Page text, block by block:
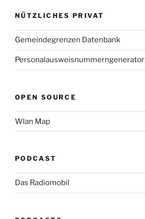
NÜTZLICHES PRIVAT
Gemeindegrenzen Datenbank
Personalausweisnummerngenerator
OPEN SOURCE
Wlan Map
PODCAST
Das Radiomobil